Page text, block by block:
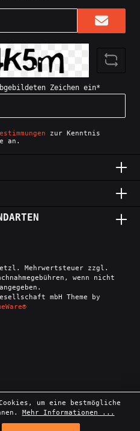
Zeichen ein*
zur Kenntnis
an.
Mehrwertsteuer zzgl.
wenn nicht
mbH Theme by
um eine bestmögliche
Mehr Informationen ...